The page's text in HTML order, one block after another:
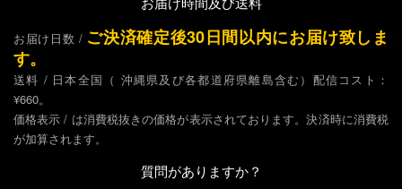
お届け時間及び送料
お届け日数 / ご決済確定後30日間以内にお届け致しま
す。
送料 / 日本全国（ 沖縄県及び各都道府県離島含む）配信コスト：
¥660。
価格表示 / は消費税抜きの価格が表示されております。決済時に消費税
が加算されます。
質問がありますか？